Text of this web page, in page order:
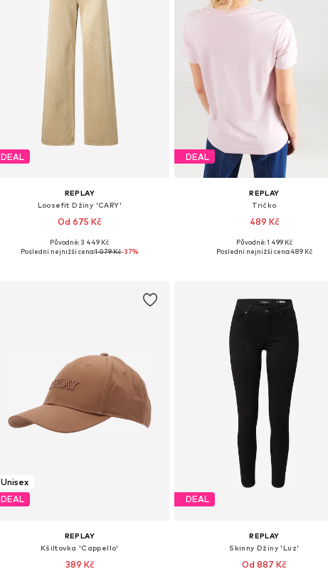
DEAL
REPLAY
Loosefit Džíny 'CARY'
Od 675 Kč
Dostupné v mnoha velikostech
Původně: 3 449 Kč
Poslední nejnižší cena:1 079 Kč-37%
DEAL
REPLAY
Tričko
489 Kč
Dostupné velikosti: XXS, XS, M, L, XL
Původně: 1 499 Kč
Poslední nejnižší cena:489 Kč
Unisex
DEAL
REPLAY
Kšiltovka 'Cappello'
389 Kč
DEAL
REPLAY
Skinny Džíny 'Luz'
Od 887 Kč